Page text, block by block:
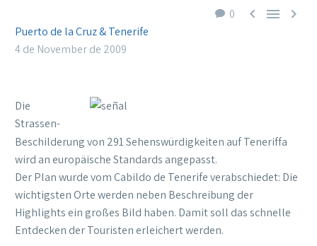
0   
Puerto de la Cruz & Tenerife
4 de November de 2009
Die
Strassen-
Beschilderung von 291 Sehenswürdigkeiten auf Teneriffa
wird an europäische Standards angepasst.
Der Plan wurde vom Cabildo de Tenerife verabschiedet: Die
wichtigsten Orte werden neben Beschreibung der
Highlights ein großes Bild haben. Damit soll das schnelle
Entdecken der Touristen erleichert werden.